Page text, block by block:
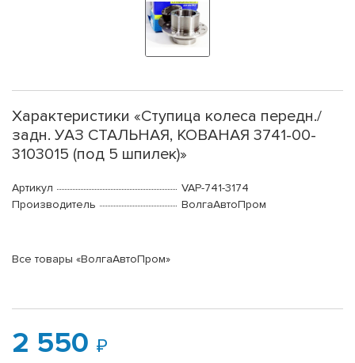
Характеристики «Ступица колеса передн./
задн. УАЗ СТАЛЬНАЯ, КОВАНАЯ 3741-00-
3103015 (под 5 шпилек)»
Артикул
VAP-741-3174
Производитель
ВолгаАвтоПром
Все товары «ВолгаАвтоПром»
2 550